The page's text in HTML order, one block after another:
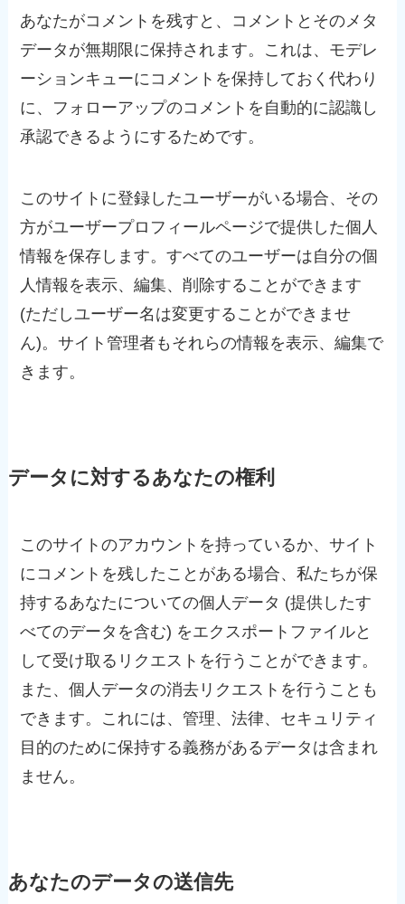
あなたがコメントを残すと、コメントとそのメタ
データが無期限に保持されます。これは、モデレ
ーションキューにコメントを保持しておく代わり
に、フォローアップのコメントを自動的に認識し
承認できるようにするためです。
このサイトに登録したユーザーがいる場合、その
方がユーザープロフィールページで提供した個人
情報を保存します。すべてのユーザーは自分の個
人情報を表示、編集、削除することができます
(ただしユーザー名は変更することができませ
ん)。サイト管理者もそれらの情報を表示、編集で
きます。
データに対するあなたの権利
このサイトのアカウントを持っているか、サイト
にコメントを残したことがある場合、私たちが保
持するあなたについての個人データ (提供したす
べてのデータを含む) をエクスポートファイルと
して受け取るリクエストを行うことができます。
また、個人データの消去リクエストを行うことも
できます。これには、管理、法律、セキュリティ
目的のために保持する義務があるデータは含まれ
ません。
あなたのデータの送信先